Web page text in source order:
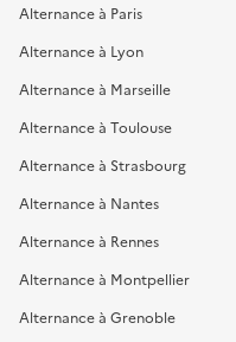
Alternance à Paris
Alternance à Lyon
Alternance à Marseille
Alternance à Toulouse
Alternance à Strasbourg
Alternance à Nantes
Alternance à Rennes
Alternance à Montpellier
Alternance à Grenoble